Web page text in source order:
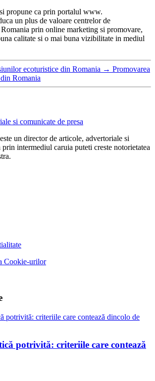
propune ca prin portalul www.
un plus de valoare centrelor de
prin online marketing si promovare,
calitate si o mai buna vizibilitate in mediul
ecoturistice din Romania → Promovarea
Romania
un director de articole, advertoriale si
prin intermediul caruia puteti creste notorietatea
Cookie-urilor
potrivită: criteriile care contează